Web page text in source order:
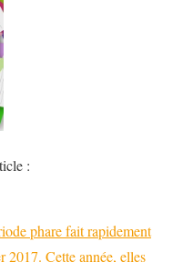
:
phare fait rapidement
2017. Cette année, elles